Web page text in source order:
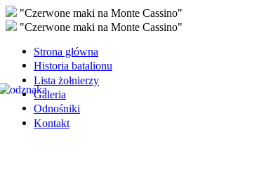
"Czerwone maki na Monte Cassino"
"Czerwone maki na Monte Cassino"
Strona główna
Historia batalionu
Lista żołnierzy
Galeria
Odnośniki
Kontakt